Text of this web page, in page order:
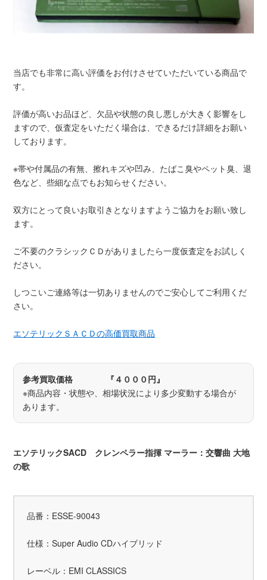
当店でも非常に高い評価をお付けさせていただいている商品で
す。
評価が高いお品ほど、欠品や状態の良し悪しが大きく影響をし
ますので、仮査定をいただく場合は、できるだけ詳細をお願い
しております。
※帯や付属品の有無、擦れキズや凹み、たばこ臭やペット臭、退
色など、些細な点でもお知らせください。
双方にとって良いお取引きとなりますようご協力をお願い致し
ます。
ご不要のクラシックＣＤがありましたら一度仮査定をお試しく
ださい。
しつこいご連絡等は一切ありませんのでご安心してご利用くだ
さい。
エソテリックＳＡＣＤの高価買取商品
参考買取価格 『４０００円』
※商品内容・状態や、相場状況により多少変動する場合が
あります。
エソテリックSACD クレンペラー指揮 マーラー：交響曲 大地
の歌
品番：ESSE-90043
仕様：Super Audio CDハイブリッド
レーベル：EMI CLASSICS